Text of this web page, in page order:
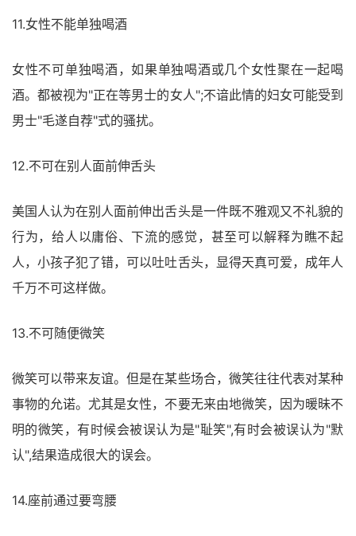
11.女性不能单独喝酒
女性不可单独喝酒，如果单独喝酒或几个女性聚在一起喝
酒。都被视为"正在等男士的女人";不谙此情的妇女可能受到
男士"毛遂自荐"式的骚扰。
12.不可在别人面前伸舌头
美国人认为在别人面前伸出舌头是一件既不雅观又不礼貌的
行为，给人以庸俗、下流的感觉，甚至可以解释为瞧不起
人，小孩子犯了错，可以吐吐舌头，显得天真可爱，成年人
千万不可这样做。
13.不可随便微笑
微笑可以带来友谊。但是在某些场合，微笑往往代表对某种
事物的允诺。尤其是女性，不要无来由地微笑，因为暖昧不
明的微笑，有时候会被误认为是"耻笑",有时会被误认为"默
认",结果造成很大的误会。
14.座前通过要弯腰